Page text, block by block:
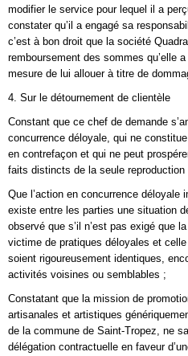
modifier le service pour lequel il a
constater qu’il a engagé sa
c’est à bon droit que la société
remboursement des sommes qu’elle
mesure de lui allouer à titre de
4. Sur le détournement de clientèle
Constant que ce chef de demande
concurrence déloyale, qui ne
en contrefaçon et qui ne peut
faits distincts de la seule reproduction
Que l’action en concurrence déloyale
existe entre les parties une situation
observé que s’il n’est pas exigé que
victime de pratiques déloyales et
soient rigoureusement identiques,
activités voisines ou semblables ;
Constatant que la mission de
artisanales et artistiques
de la commune de Saint-Tropez, ne
délégation contractuelle en faveur